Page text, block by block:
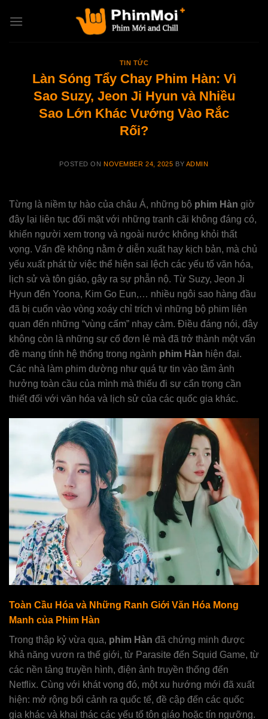
TIN TỨC
Làn Sóng Tẩy Chay Phim Hàn: Vì
Sao Suzy, Jeon Ji Hyun và Nhiều
Sao Lớn Khác Vướng Vào Rắc
Rối?
POSTED ON NOVEMBER 24, 2025 BY ADMIN
Từng là niềm tự hào của châu Á, những bộ phim Hàn giờ
đây lại liên tục đối mặt với những tranh cãi không đáng có,
khiến người xem trong và ngoài nước không khỏi thất
vọng. Vấn đề không nằm ở diễn xuất hay kịch bản, mà chủ
yếu xuất phát từ việc thể hiện sai lệch các yếu tố văn hóa,
lịch sử và tôn giáo, gây ra sự phẫn nộ. Từ Suzy, Jeon Ji
Hyun đến Yoona, Kim Go Eun,… nhiều ngôi sao hàng đầu
đã bị cuốn vào vòng xoáy chỉ trích vì những bộ phim liên
quan đến những “vùng cấm” nhạy cảm. Điều đáng nói, đây
không còn là những sự cố đơn lẻ mà đã trở thành một vấn
đề mang tính hệ thống trong ngành phim Hàn hiện đại.
Các nhà làm phim dường như quá tự tin vào tầm ảnh
hưởng toàn cầu của mình mà thiếu đi sự cẩn trọng cần
thiết đối với văn hóa và lịch sử của các quốc gia khác.
Toàn Cầu Hóa và Những Ranh Giới Văn Hóa Mong
Manh của Phim Hàn
Trong thập kỷ vừa qua, phim Hàn đã chứng minh được
khả năng vươn ra thế giới, từ Parasite đến Squid Game, từ
các nền tảng truyền hình, điện ảnh truyền thống đến
Netflix. Cùng với khát vọng đó, một xu hướng mới đã xuất
hiện: mở rộng bối cảnh ra quốc tế, đề cập đến các quốc
gia khác và khai thác các yếu tố tôn giáo hoặc tín ngưỡng.